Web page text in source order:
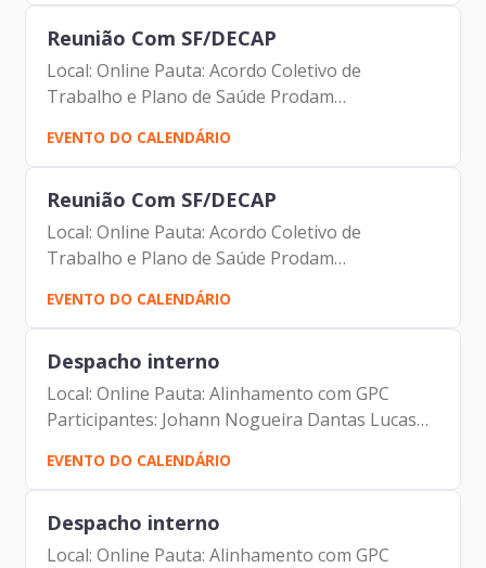
Vieira do Nascimento – Prodam...
Reunião Com SF/DECAP
Local: Online Pauta: Acordo Coletivo de
Trabalho e Plano de Saúde Prodam
Participantes: Eduardo Santos da Silveira - SF
Jorge Pereira Leite – Prodam Fernando Josenias
Vieira do Nascimento – Prodam...
EVENTO DO CALENDÁRIO
Reunião Com SF/DECAP
Local: Online Pauta: Acordo Coletivo de
Trabalho e Plano de Saúde Prodam
Participantes: Eduardo Santos da Silveira - SF
Jorge Pereira Leite – Prodam Fernando Josenias
Vieira do Nascimento – Prodam...
EVENTO DO CALENDÁRIO
Despacho interno
Local: Online Pauta: Alinhamento com GPC
Participantes: Johann Nogueira Dantas Lucas
Campagna Filho Carlos Alberto da Silva
EVENTO DO CALENDÁRIO
Despacho interno
Local: Online Pauta: Alinhamento com GPC